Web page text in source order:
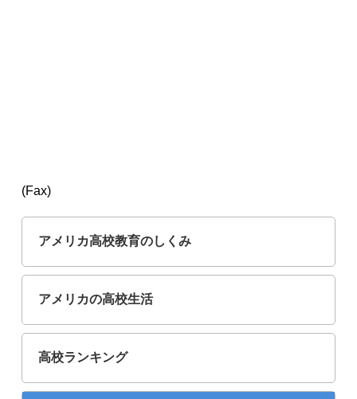
(Fax)
アメリカ高校教育のしくみ
アメリカの高校生活
高校ランキング